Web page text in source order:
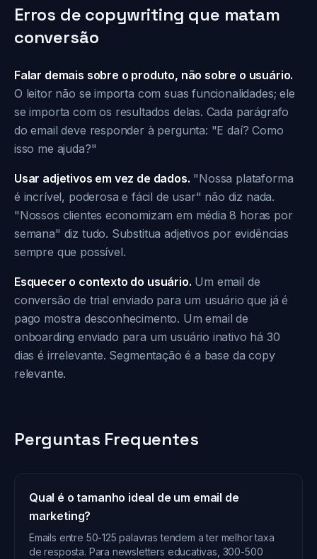
Erros de copywriting que matam
conversão
Falar demais sobre o produto, não sobre o usuário.
O leitor não se importa com suas funcionalidades; ele
se importa com os resultados delas. Cada parágrafo
do email deve responder à pergunta: "E daí? Como
isso me ajuda?"
Usar adjetivos em vez de dados. "Nossa plataforma
é incrível, poderosa e fácil de usar" não diz nada.
"Nossos clientes economizam em média 8 horas por
semana" diz tudo. Substitua adjetivos por evidências
sempre que possível.
Esquecer o contexto do usuário. Um email de
conversão de trial enviado para um usuário que já é
pago mostra desconhecimento. Um email de
onboarding enviado para um usuário inativo há 30
dias é irrelevante. Segmentação é a base da copy
relevante.
Perguntas Frequentes
Qual é o tamanho ideal de um email de
marketing?
Emails entre 50-125 palavras tendem a ter melhor taxa
de resposta. Para newsletters educativas, 300-500